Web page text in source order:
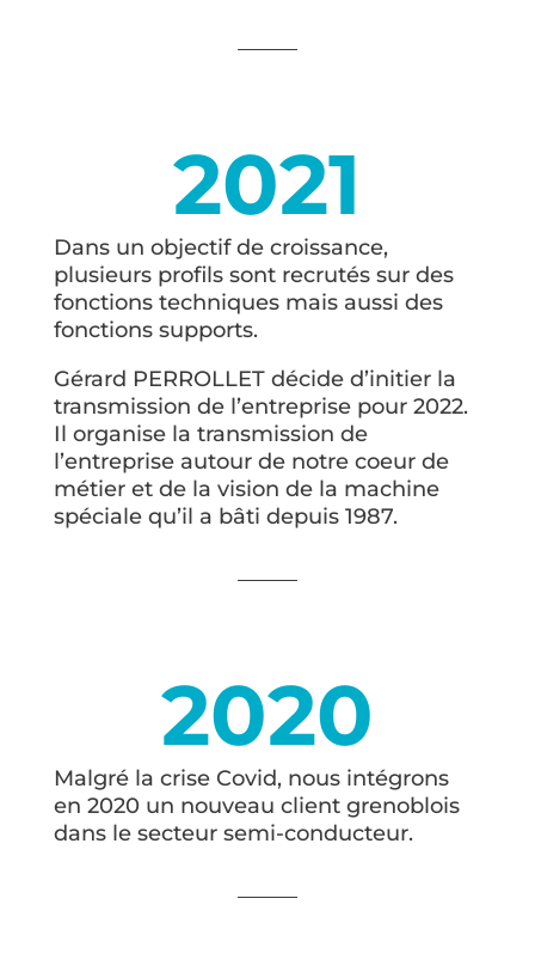
2021
Dans un objectif de croissance,
plusieurs profils sont recrutés sur des
fonctions techniques mais aussi des
fonctions supports.
Gérard PERROLLET décide d’initier la
transmission de l’entreprise pour 2022.
Il organise la transmission de
l’entreprise autour de notre coeur de
métier et de la vision de la machine
spéciale qu’il a bâti depuis 1987.
2020
Malgré la crise Covid, nous intégrons
en 2020 un nouveau client grenoblois
dans le secteur semi-conducteur.